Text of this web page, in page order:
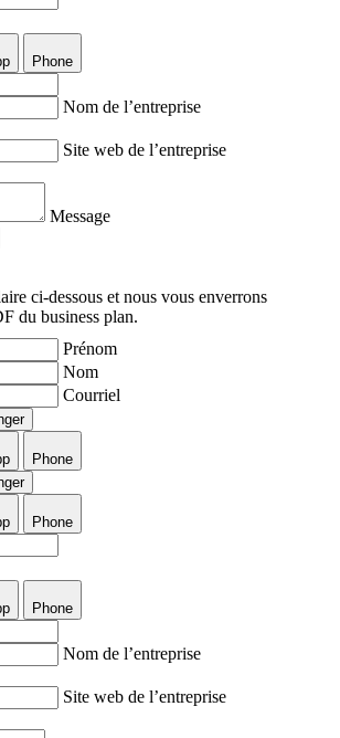
Phone
Nom de l’entreprise
Site web de l’entreprise
Message
ci-dessous et nous vous enverrons
du business plan.
Prénom
Nom
Courriel
Phone
Phone
Phone
Nom de l’entreprise
Site web de l’entreprise